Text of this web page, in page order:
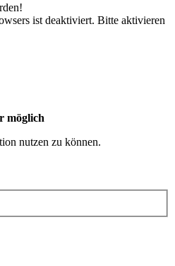
ist deaktiviert. Bitte aktivieren
möglich
nutzen zu können.